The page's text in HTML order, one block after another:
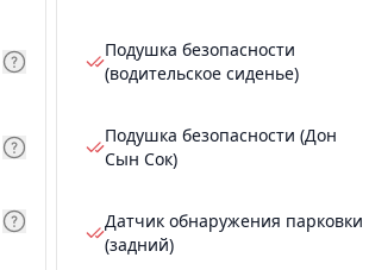
Подушка безопасности
(водительское сиденье)
Подушка безопасности (Дон
Сын Сок)
Датчик обнаружения парковки
(задний)